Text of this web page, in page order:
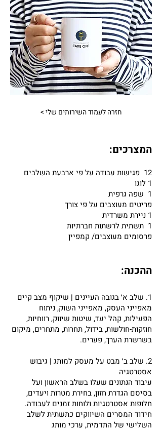
חזרה לעמוד השירותים שלי >
המצרכים:
12 פגישות עבודה על פי ארבעת השלבים
1 לוגו
1 שפה גרפית
פריטים מעוצבים על פי צורך
1 ניירת משרדית
1 תשתית לרשתות חברתיות
פרסומים מעוצבים/ קמפיין
ההכנה:
1. שלב א׳ בגובה העיינים | שיקוף מצב קיים
מאפייני העסק, מאפייני השוק, ניתוח
הפעילות, קהל יעד, שיטות שיווק, רווחיות,
חוזקות-חולשות, בידול, תחרות, מתחרים, מיקום
בשרשרת הערך, פערים.
2. שלב ב׳ מבט על מעסק למותג | גיבוש
אסטרטגיה
עיבוד הנתונים שעלו בשלב הראשון ועל
בסיסם הגדרת חזון, בחירת מטרות ויעדים,
חלופות אסטרטגיות ולוחות זמנים לעבודה.
חידוד המסרים השיווקים כתשתית לשלב
השלישי של התדמית, ערכי מותג